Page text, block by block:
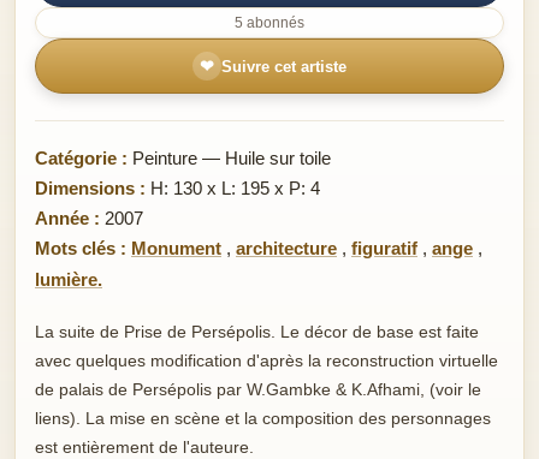
5 abonnés
❤ Suivre cet artiste
Catégorie : Peinture — Huile sur toile
Dimensions : H: 130 x L: 195 x P: 4
Année : 2007
Mots clés : Monument , architecture , figuratif , ange ,
lumière.
La suite de Prise de Persépolis. Le décor de base est faite
avec quelques modification d'après la reconstruction virtuelle
de palais de Persépolis par W.Gambke & K.Afhami, (voir le
liens). La mise en scène et la composition des personnages
est entièrement de l'auteure.